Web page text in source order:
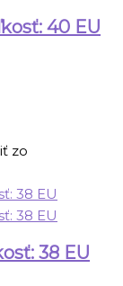
40 EU
zo
38 EU